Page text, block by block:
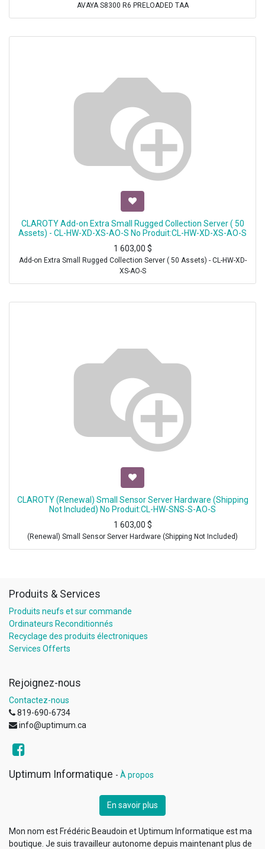
AVAYA S8300 R6 PRELOADED TAA
CLAROTY Add-on Extra Small Rugged Collection Server ( 50
Assets) - CL-HW-XD-XS-AO-S No Produit:CL-HW-XD-XS-AO-S
1 603,00 $
Add-on Extra Small Rugged Collection Server ( 50 Assets) - CL-HW-XD-
XS-AO-S
CLAROTY (Renewal) Small Sensor Server Hardware (Shipping
Not Included) No Produit:CL-HW-SNS-S-AO-S
1 603,00 $
(Renewal) Small Sensor Server Hardware (Shipping Not Included)
Produits & Services
Produits neufs et sur commande
Ordinateurs Reconditionnés
Recyclage des produits électroniques
Services Offerts
Rejoignez-nous
Contactez-nous
819-690-6734
info@uptimum.ca
Uptimum Informatique - À propos
En savoir plus
Mon nom est Frédéric Beaudoin et Uptimum Informatique est ma
boutique. Je suis travailleur autonome depuis maintenant plus de